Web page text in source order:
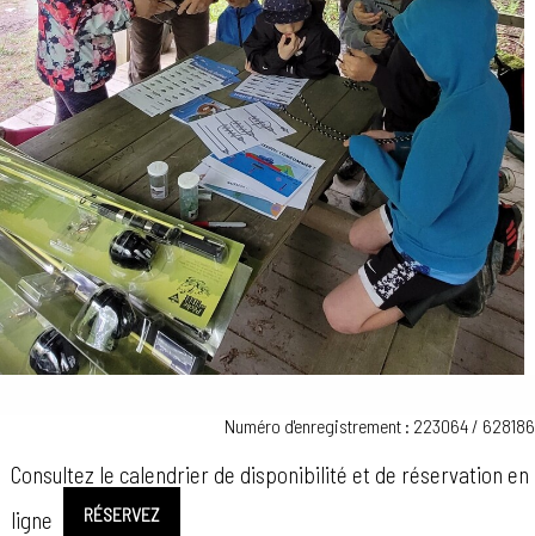
Numéro d'enregistrement : 223064 / 628186
Consultez le calendrier de disponibilité et de réservation en
ligne
RÉSERVEZ